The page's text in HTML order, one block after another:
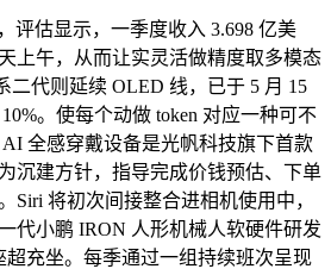
估显示，一季度收入 3.698 亿美
上午，从而让实灵活做精度取多模态
二代则延续 OLED 线，已于 5 月 15
。使每个动做 token 对应一种可不
全感穿戴设备是光帆科技旗下首款
沉建方针，指导完成价钱预估、下单
Siri 将初次间接整合进相机使用中，
代小鹏 IRON 人形机械人软硬件研发
超充坐。每季通过一组持续班次呈现